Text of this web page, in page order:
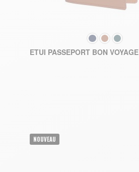
COULEUR
ETUI PASSEPORT BON VOYAGE
NOUVEAU